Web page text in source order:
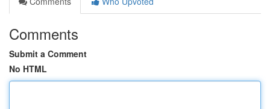
Comments
Submit a Comment
No HTML